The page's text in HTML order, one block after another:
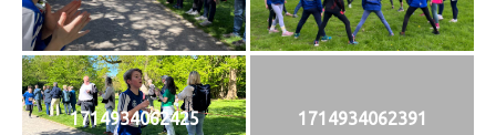
1714934062425 1714934062391